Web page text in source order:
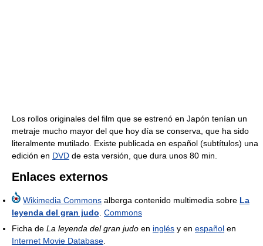
Los rollos originales del film que se estrenó en Japón tenían un
metraje mucho mayor del que hoy día se conserva, que ha sido
literalmente mutilado. Existe publicada en español (subtítulos) una
edición en DVD de esta versión, que dura unos 80 min.
Enlaces externos
Wikimedia Commons alberga contenido multimedia sobre La
leyenda del gran judo Commons
Ficha de La leyenda del gran judo en inglés y en español en
Internet Movie Database